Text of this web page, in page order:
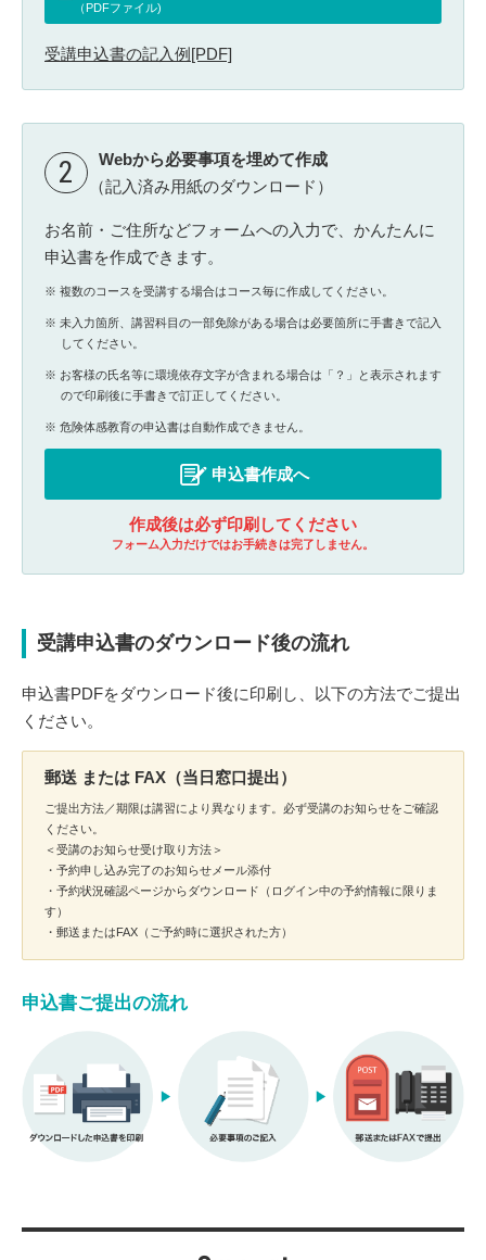
（PDFファイル)
受講申込書の記入例[PDF]
2
Webから必要事項を埋めて作成
（記入済み用紙のダウンロード）
お名前・ご住所などフォームへの入力で、かんたんに
申込書を作成できます。
複数のコースを受講する場合はコース毎に作成してください。
未入力箇所、講習科目の一部免除がある場合は必要箇所に手書きで記入
してください。
お客様の氏名等に環境依存文字が含まれる場合は「？」と表示されます
ので印刷後に手書きで訂正してください。
危険体感教育の申込書は自動作成できません。
申込書作成へ
作成後は必ず印刷してください
フォーム入力だけではお手続きは完了しません。
受講申込書のダウンロード後の流れ
申込書PDFをダウンロード後に印刷し、以下の方法でご提出
ください。
郵送 または FAX（当日窓口提出）
ご提出方法／期限は講習により異なります。必ず受講のお知らせをご確認
ください。
＜受講のお知らせ受け取り方法＞
・予約申し込み完了のお知らせメール添付
・予約状況確認ページからダウンロード（ログイン中の予約情報に限りま
す）
・郵送またはFAX（ご予約時に選択された方）
申込書ご提出の流れ